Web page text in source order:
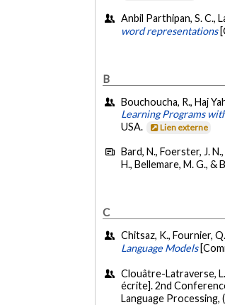
Anbil Parthipan, S. C.,
word representations
B
Bouchoucha, R., Haj
Learning Programs
USA.
Lien externe
Bard, N., Foerster, J.
H., Bellemare, M. G., &
C
Chitsaz, K., Fournier,
Language Models
Clouâtre-Latraverse,
écrite]. 2nd
Language Processing,